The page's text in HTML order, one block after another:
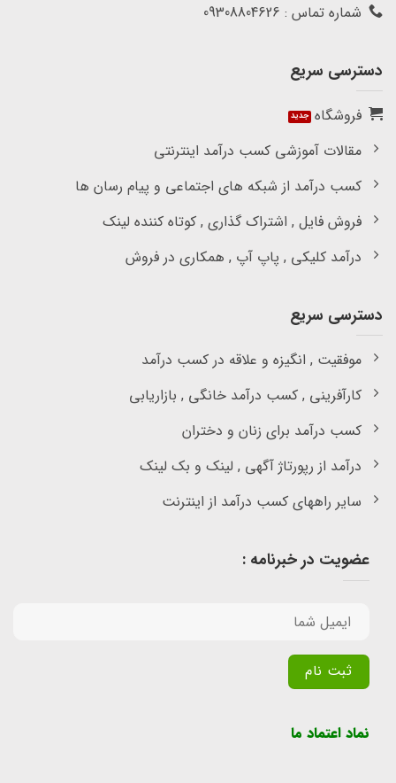
شماره تماس : 09308804626
دسترسی سریع
فروشگاه
مقالات آموزشی کسب درآمد اینترنتی
کسب درآمد از شبکه های اجتماعی و پیام رسان ها
فروش فایل , اشتراک گذاری , کوتاه کننده لینک
درآمد کلیکی , پاپ آپ , همکاری در فروش
دسترسی سریع
موفقیت , انگیزه و علاقه در کسب درآمد
کارآفرینی , کسب درآمد خانگی , بازاریابی
کسب درآمد برای زنان و دختران
درآمد از رپورتاژ آگهی , لینک و بک لینک
سایر راههای کسب درآمد از اینترنت
عضویت در خبرنامه :
نماد اعتماد ما